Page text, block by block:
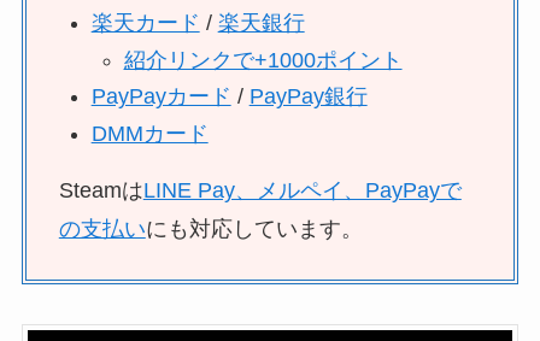
楽天カード / 楽天銀行
紹介リンクで+1000ポイント
PayPayカード / PayPay銀行
DMMカード
SteamはLINE Pay、メルペイ、PayPayで
の支払いにも対応しています。